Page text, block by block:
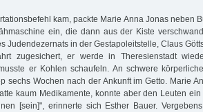
kam, packte Marie Anna Jonas neben
ein, die dann aus der Kiste
Judendezernats in der Gestapoleitstelle, Claus
zugesichert, er werde in Theresienstadt
er Kohlen schaufeln. An schwere
sechs Wochen nach der Ankunft im Getto. Marie
kaum Medikamente, konnte aber den Leuten
[sein]", erinnerte sich Esther Bauer.